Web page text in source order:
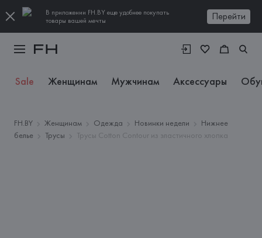
В приложении FH.BY еще удобнее покупать
товары вашей мечты
Перейти
Sale Женщинам Мужчинам Аксессуары
FH.BY Женщинам Одежда Новинки недели
Нижнее
белье
Трусы Трусы Cotton Contour из эластичного хлопка